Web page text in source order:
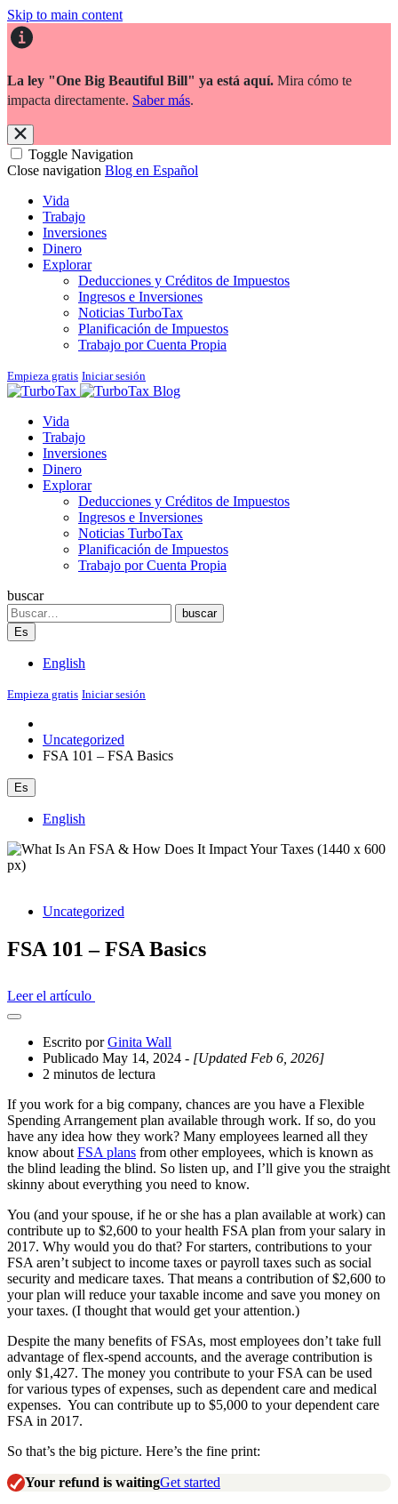
Skip to main content
La ley "One Big Beautiful Bill" ya está aquí. Mira cómo te
impacta directamente. Saber más.
Toggle Navigation
Close navigation Blog en Español
Vida
Trabajo
Inversiones
Dinero
Explorar
Deducciones y Créditos de Impuestos
Ingresos e Inversiones
Noticias TurboTax
Planificación de Impuestos
Trabajo por Cuenta Propia
Empieza gratis Iniciar sesión
Blog
Vida
Trabajo
Inversiones
Dinero
Explorar
Deducciones y Créditos de Impuestos
Ingresos e Inversiones
Noticias TurboTax
Planificación de Impuestos
Trabajo por Cuenta Propia
buscar
Search
buscar
Es
English
Empieza gratis Iniciar sesión
Uncategorized
FSA 101 – FSA Basics
Es
English
Uncategorized
FSA 101 – FSA Basics
Leer el artículo
Abrir
cajón
compartido
Escrito porGinita Wall
Publicado May 14, 2024 - [Updated Feb 6, 2026]
2 minutos de lectura
If you work for a big company, chances are you have a Flexible
Spending Arrangement plan available through work. If so, do you
have any idea how they work? Many employees learned all they
know about FSA plans from other employees, which is known as
the blind leading the blind. So listen up, and I’ll give you the straight
skinny about everything you need to know.
You (and your spouse, if he or she has a plan available at work) can
contribute up to $2,600 to your health FSA plan from your salary in
2017. Why would you do that? For starters, contributions to your
FSA aren’t subject to income taxes or payroll taxes such as social
security and medicare taxes. That means a contribution of $2,600 to
your plan will reduce your taxable income and save you money on
your taxes. (I thought that would get your attention.)
Despite the many benefits of FSAs, most employees don’t take full
advantage of flex-spend accounts, and the average contribution is
only $1,427. The money you contribute to your FSA can be used
for various types of expenses, such as dependent care and medical
expenses. You can contribute up to $5,000 to your dependent care
FSA in 2017.
So that’s the big picture. Here’s the fine print:
Your refund is waitingGet started